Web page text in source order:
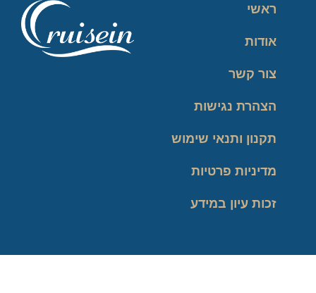
ראשי
אודות
צור קשר
הצהרת נגישות
תקנון ותנאי שימוש
מדיניות פרטיות
זכות עיון במידע